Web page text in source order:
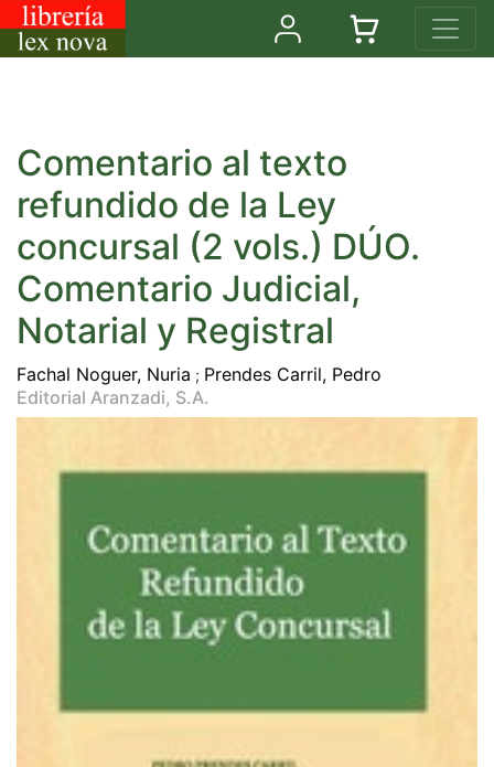
Comentario al texto
refundido de la Ley
concursal (2 vols.) DÚO.
Comentario Judicial,
Notarial y Registral
Fachal Noguer, Nuria ; Prendes Carril, Pedro
Editorial Aranzadi, S.A.